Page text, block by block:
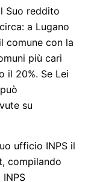
Suo reddito
a Lugano
comune con la
più cari
il 20%. Se Lei
su
ufficio INPS il
compilando